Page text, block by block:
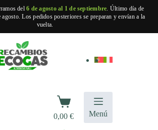
del6 de agosto al 1 de septiembre. Último día de
Los pedidos posteriores se preparan y envían a la
vuelta.
Carro
de
compra
0,00€ Menú